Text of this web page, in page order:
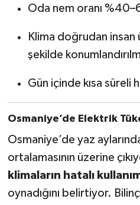
Oda nem oranı
Klima doğrudan
şekilde
Gün içinde kısa süreli
Osmaniye’de Elektrik
Osmaniye’de yaz
ortalamasının üzerine
klimaların hatalı
oynadığını belirtiyor.